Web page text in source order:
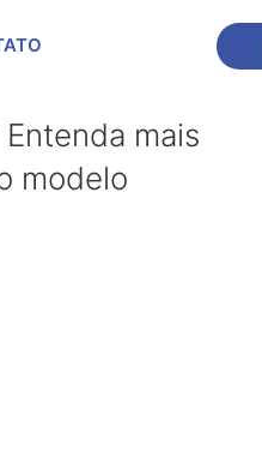
mais
modelo